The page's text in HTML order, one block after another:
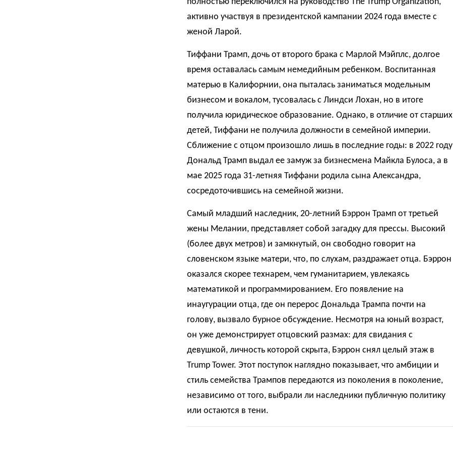
активно участвуя в президентской кампании 2024 года вместе с
женой Ларой.
Тиффани Трамп, дочь от второго брака с Марлой Мэйплс, долгое
время оставалась самым немедийным ребенком. Воспитанная
матерью в Калифорнии, она пыталась заниматься модельным
бизнесом и вокалом, тусовалась с Линдси Лохан, но в итоге
получила юридическое образование. Однако, в отличие от старших
детей, Тиффани не получила должности в семейной империи.
Сближение с отцом произошло лишь в последние годы: в 2022 году
Дональд Трамп выдал ее замуж за бизнесмена Майкла Булоса, а в
мае 2025 года 31-летняя Тиффани родила сына Александра,
сосредоточившись на семейной жизни.
Самый младший наследник, 20-летний Бэррон Трамп от третьей
жены Мелании, представляет собой загадку для прессы. Высокий
(более двух метров) и замкнутый, он свободно говорит на
словенском языке матери, что, по слухам, раздражает отца. Бэррон
оказался скорее технарем, чем гуманитарием, увлекаясь
математикой и программированием. Его появление на
инаугурации отца, где он перерос Дональда Трампа почти на
голову, вызвало бурное обсуждение. Несмотря на юный возраст,
он уже демонстрирует отцовский размах: для свидания с
девушкой, личность которой скрыта, Бэррон снял целый этаж в
Trump Tower. Этот поступок наглядно показывает, что амбиции и
стиль семейства Трампов передаются из поколения в поколение,
независимо от того, выбрали ли наследники публичную политику
или остаются в тени.